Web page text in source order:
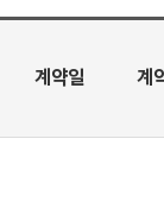
계약일 계